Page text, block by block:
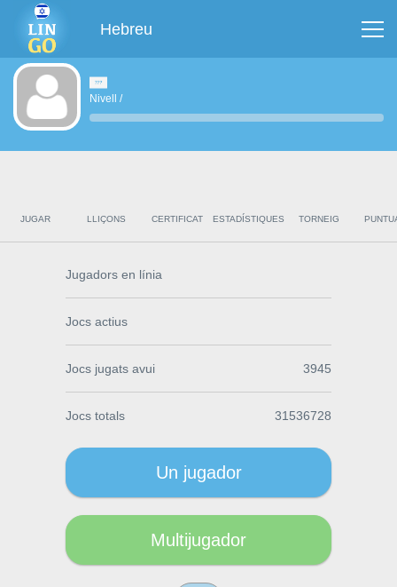
Hebreu
Nivell /
JUGAR LLIÇONS CERTIFICAT ESTADÍSTIQUES TORNEIG
Jugadors en línia
Jocs actius
Jocs jugats avui 3945
Jocs totals 31536728
Un jugador
Multijugador